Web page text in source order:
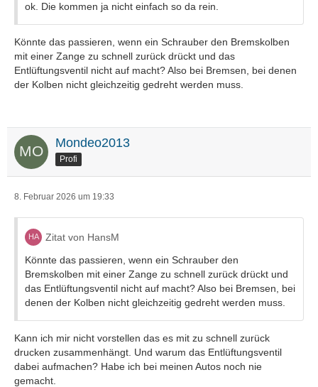
ok. Die kommen ja nicht einfach so da rein.
Könnte das passieren, wenn ein Schrauber den Bremskolben
mit einer Zange zu schnell zurück drückt und das
Entlüftungsventil nicht auf macht? Also bei Bremsen, bei denen
der Kolben nicht gleichzeitig gedreht werden muss.
Mondeo2013
Profi
8. Februar 2026 um 19:33
Zitat von HansM
Könnte das passieren, wenn ein Schrauber den
Bremskolben mit einer Zange zu schnell zurück drückt und
das Entlüftungsventil nicht auf macht? Also bei Bremsen, bei
denen der Kolben nicht gleichzeitig gedreht werden muss.
Kann ich mir nicht vorstellen das es mit zu schnell zurück
drucken zusammenhängt. Und warum das Entlüftungsventil
dabei aufmachen? Habe ich bei meinen Autos noch nie
gemacht.